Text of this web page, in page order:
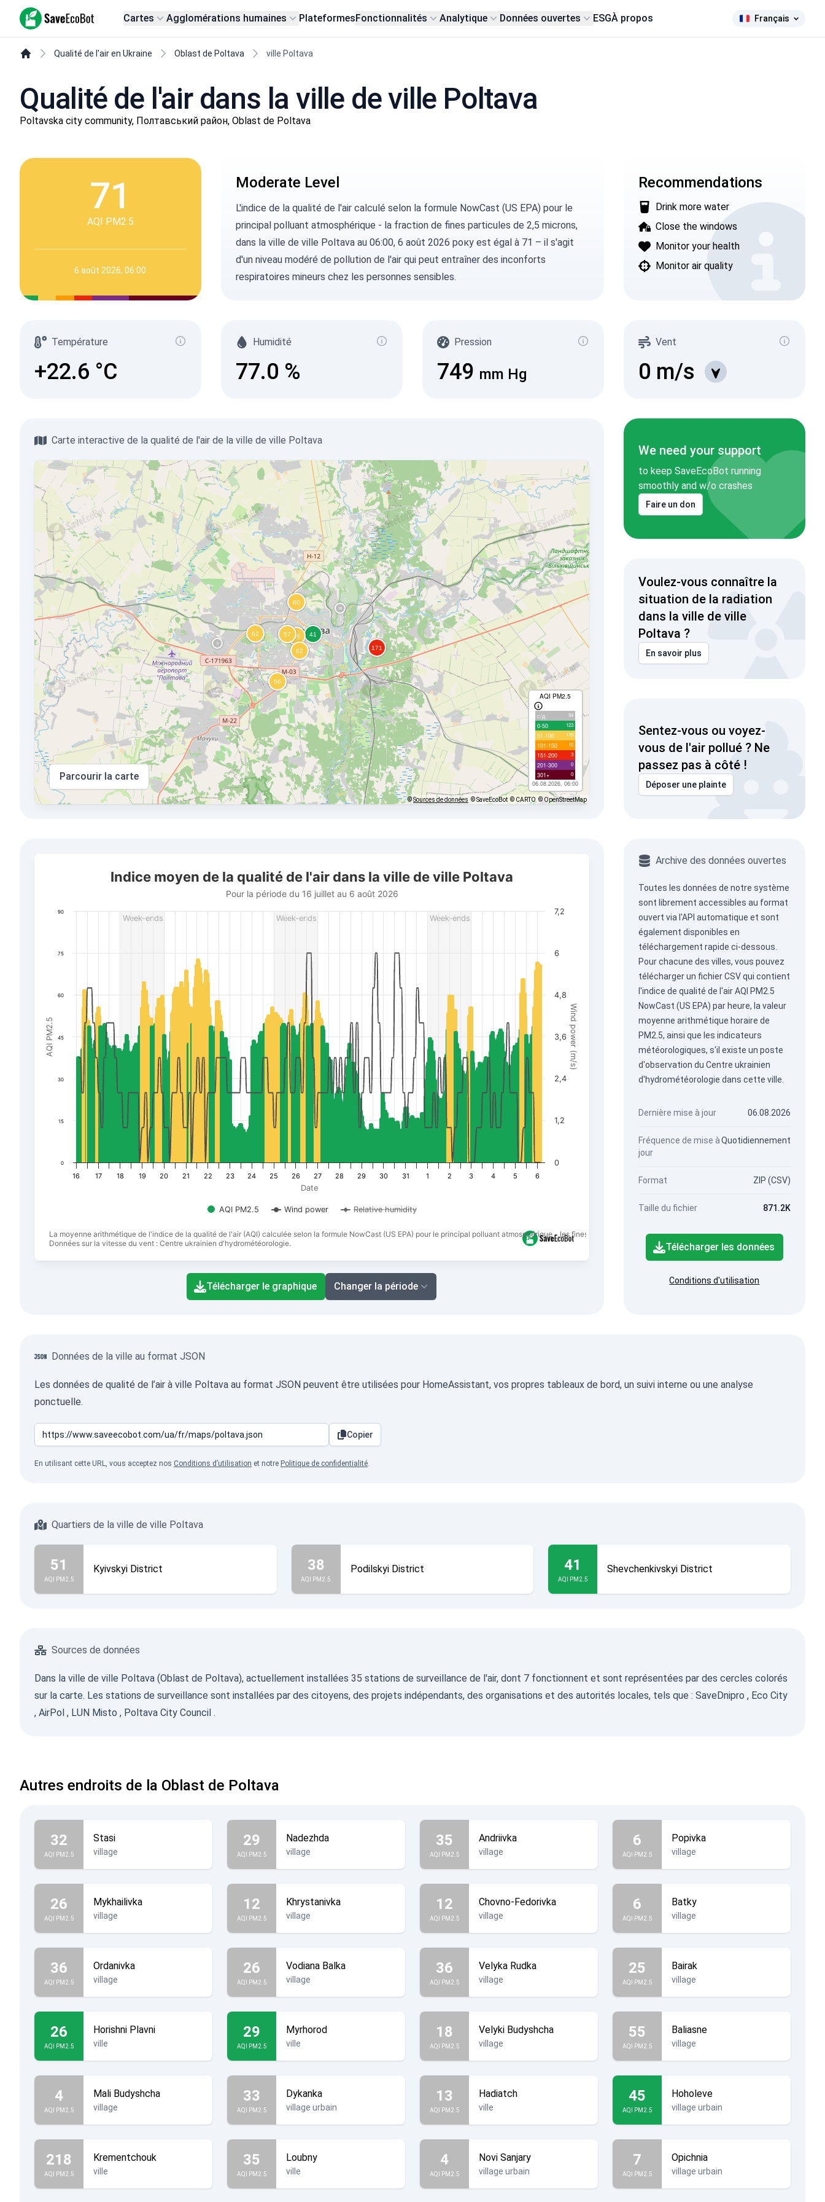
SaveEcoBot Cartes Agglomérations humaines PlateformesFonctionnalités Analytique Données ouvertes ESGÀ propos Français
Qualité de l'air en Ukraine Oblast de Poltava ville Poltava
Qualité de l'air dans la ville de ville Poltava
Poltavska city community, Полтавський район, Oblast de Poltava
71
AQI PM2.5
6 août 2026, 06:00
Moderate Level
L'indice de la qualité de l'air calculé selon la formule NowCast (US EPA) pour le
principal polluant atmosphérique - la fraction de fines particules de 2,5 microns,
dans la ville de ville Poltava au 06:00, 6 août 2026 року est égal à 71 – il s'agit
d'un niveau modéré de pollution de l'air qui peut entraîner des inconforts
respiratoires mineurs chez les personnes sensibles.
Recommendations
Drink more water
Close the windows
Monitor your health
Monitor air quality
Température
+22.6 °C
Humidité
77.0 %
Pression
749 mm Hg
Vent
0 m/s
Carte interactive de la qualité de l'air de la ville de ville Poltava
AQI PM2.5
с/д 94
0-50 123
51-100 119
101-150 10
151-200 3
201-300 0
301+ 0
06.08.2026, 06:00
Parcourir la carte
©Sources de données © SaveEcoBot © CARTO © OpenStreetMap
We need your support
to keep SaveEcoBot running
smoothly and w/o crashes
Faire un don
Voulez-vous connaître la
situation de la radiation
dans la ville de ville
Poltava ?
En savoir plus
Sentez-vous ou voyez-
vous de l'air pollué ? Ne
passez pas à côté !
Déposer une plainte
Combination chart with 3 data series.
The chart has 3 Y axes displaying AQI PM2.5, Wind power (m/s), and Relative humidity (%).
La moyenne arithmétique de l'indice de la qualité de l'air (AQI) calculée selon la formule NowCast (US EPA) pour le principal polluant atmosphérique - les fines particules de PM2.5.
Données sur la vitesse du vent : Centre ukrainien d'hydrométéorologie.
Week-ends
Week-ends
Week-ends
Date
AQI PM2.5 Wind power (m/s)
Indice moyen de la qualité de l'air dans la ville de ville Poltava
Pour la période du 16 juillet au 6 août 2026
AQI PM2.5 Wind power Relative humidity
16 17 18 19 20 21 22 23 24 25 26 27 28 29 30 31 1 2 3 4 5 6
0
15
30
45
60
75
90
0
1,2
2,4
3,6
4,8
6
7,2
End of interactive chart.
Télécharger le graphique Changer la période
Archive des données ouvertes
Toutes les données de notre système
sont librement accessibles au format
ouvert via l'API automatique et sont
également disponibles en
téléchargement rapide ci-dessous.
Pour chacune des villes, vous pouvez
télécharger un fichier CSV qui contient
l'indice de qualité de l'air AQI PM2.5
NowCast (US EPA) par heure, la valeur
moyenne arithmétique horaire de
PM2.5, ainsi que les indicateurs
météorologiques, s'il existe un poste
d'observation du Centre ukrainien
d'hydrométéorologie dans cette ville.
Dernière mise à jour 06.08.2026
Fréquence de mise à
jour
Quotidiennement
Format ZIP (CSV)
Taille du fichier 871.2K
Télécharger les données
Conditions d'utilisation
Données de la ville au format JSON
Les données de qualité de l’air à ville Poltava au format JSON peuvent être utilisées pour HomeAssistant, vos propres tableaux de bord, un suivi interne ou une analyse
ponctuelle.
Copier
En utilisant cette URL, vous acceptez nos Conditions d’utilisation et notre Politique de confidentialité.
Quartiers de la ville de ville Poltava
51
AQI PM2.5
Kyivskyi District 38
AQI PM2.5
Podilskyi District 41
AQI PM2.5
Shevchenkivskyi District
Sources de données
Dans la ville de ville Poltava (Oblast de Poltava), actuellement installées 35 stations de surveillance de l'air, dont 7 fonctionnent et sont représentées par des cercles colorés
sur la carte. Les stations de surveillance sont installées par des citoyens, des projets indépendants, des organisations et des autorités locales, tels que : SaveDnipro , Eco City
, AirPol , LUN Misto , Poltava City Council .
Autres endroits de la Oblast de Poltava
32
AQI PM2.5
Stasi
village
29
AQI PM2.5
Nadezhda
village
35
AQI PM2.5
Andriivka
village
6
AQI PM2.5
Popivka
village
26
AQI PM2.5
Mykhailivka
village
12
AQI PM2.5
Khrystanivka
village
12
AQI PM2.5
Chovno-Fedorivka
village
6
AQI PM2.5
Batky
village
36
AQI PM2.5
Ordanivka
village
26
AQI PM2.5
Vodiana Balka
village
36
AQI PM2.5
Velyka Rudka
village
25
AQI PM2.5
Bairak
village
26
AQI PM2.5
Horishni Plavni
ville
29
AQI PM2.5
Myrhorod
ville
18
AQI PM2.5
Velyki Budyshcha
village
55
AQI PM2.5
Baliasne
village
4
AQI PM2.5
Mali Budyshcha
village
33
AQI PM2.5
Dykanka
village urbain
13
AQI PM2.5
Hadiatch
ville
45
AQI PM2.5
Hoholeve
village urbain
218
AQI PM2.5
Krementchouk
ville
35
AQI PM2.5
Loubny
ville
4
AQI PM2.5
Novi Sanjary
village urbain
7
AQI PM2.5
Opichnia
village urbain